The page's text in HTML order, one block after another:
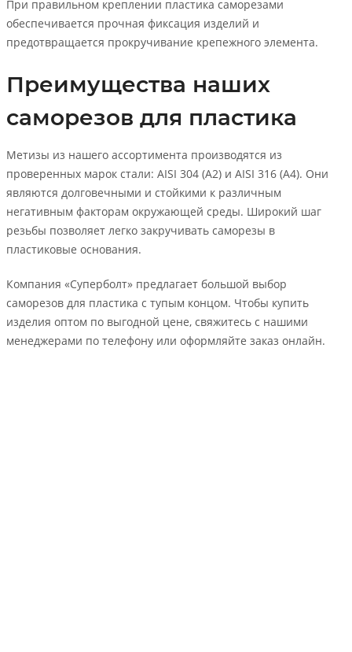
При правильном креплении пластика саморезами
обеспечивается прочная фиксация изделий и
предотвращается прокручивание крепежного элемента.
Преимущества наших
саморезов для пластика
Метизы из нашего ассортимента производятся из
проверенных марок стали: AISI 304 (А2) и AISI 316 (А4). Они
являются долговечными и стойкими к различным
негативным факторам окружающей среды. Широкий шаг
резьбы позволяет легко закручивать саморезы в
пластиковые основания.
Компания «Суперболт» предлагает большой выбор
саморезов для пластика с тупым концом. Чтобы купить
изделия оптом по выгодной цене, свяжитесь с нашими
менеджерами по телефону или оформляйте заказ онлайн.